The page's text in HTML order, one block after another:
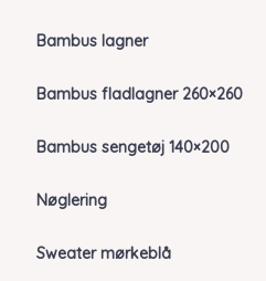
Bambus lagner
Bambus fladlagner 260×260
Bambus sengetøj 140×200
Nøglering
Sweater mørkeblå